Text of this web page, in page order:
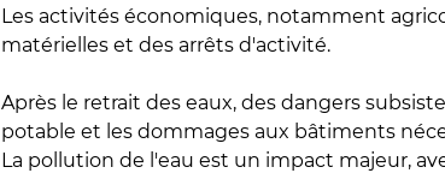
Les activités économiques, notamment
matérielles et des arrêts d'activité.
Après le retrait des eaux, des dangers
potable et les dommages aux bâtiments
La pollution de l'eau est un impact majeur,